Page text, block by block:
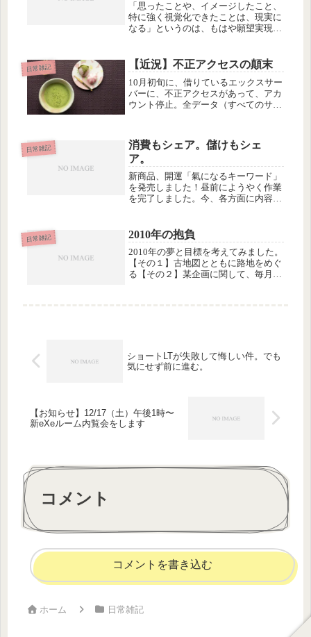
「思ったことや、イメージしたこと、
特に強く視覚化できたことは、現実に
なる」というのは、もはや願望実現方
とき、あるいは爆発で建屋がめちゃく
ちゃに壊れて白煙を上げている原発を
見...
日常雑記 【近況】不正アクセスの顛末
10月初旬に、借りているエックスサー
バーに、不正アクセスがあって、アカ
ウント停止。全データ（すべてのサイ
末を書きます。10月14日に書いたよう
に、このブログもしばらく消えて...
日常雑記
消費もシェア。儲けもシェ
ア。
新商品、開運「氣になるキーワード」
を発売しました！昼前にようやく作業
を完了しました。今、各方面に内容チ
ます。それにしても、この作業、先週
の一期一会の集いのあとか、翌日に、
さ...
日常雑記 2010年の抱負
2010年の夢と目標を考えてみました。
【その１】古地図とともに路地をめぐ
る【その２】某企画に関して、毎月ひ
ショートLTが失敗して悔しい件。でも
気にせず前に進む。
【お知らせ】12/17（土）午後1時〜
新eXeルーム内覧会をします
コメント
コメントを書き込む
ホーム 日常雑記